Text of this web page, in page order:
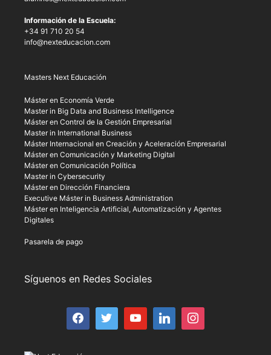
Información de la Escuela:
+34 91 710 20 54
info@nexteducacion.com
Masters Next Educación
Máster en Economía Verde
Master in Big Data and Business Intelligence
Máster en Control de la Gestión Empresarial
Master in International Business
Máster Internacional en Creación y Aceleración Empresarial
Máster en Comunicación y Marketing Digital
Máster en Comunicación Política
Master in Cybersecurity
Máster en Dirección Financiera
Executive Máster in Business Administration
Máster en Inteligencia Artificial, Automatización y Agentes
Digitales
Pasarela de pago
Síguenos en Redes Sociales